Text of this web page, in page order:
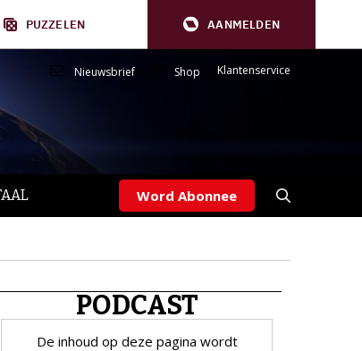
PUZZELEN AANMELDEN
Nieuwsbrief Shop Klantenservice
Word Abonnee
PODCAST
De inhoud op deze pagina wordt